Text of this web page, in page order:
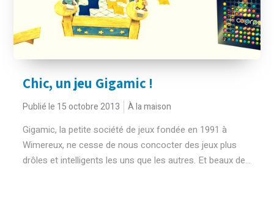
Chic, un jeu Gigamic !
Publié le 15 octobre 2013 À la maison
Gigamic, la petite société de jeux fondée en 1991 à
Wimereux, ne cesse de nous concocter des jeux plus
drôles et intelligents les uns que les autres. Et beaux de...